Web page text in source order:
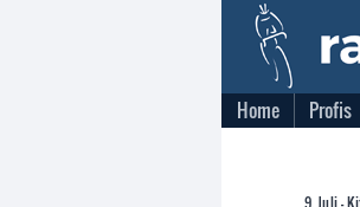
Home Profis
9. Juli -